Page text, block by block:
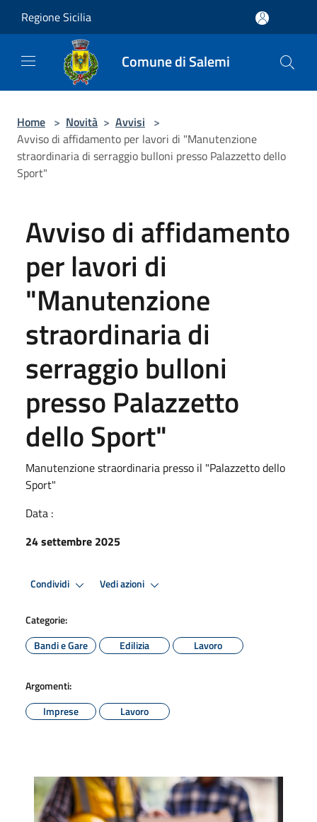
Regione Sicilia
Comune di Salemi
Home > Novità > Avvisi >
Avviso di affidamento per lavori di "Manutenzione
straordinaria di serraggio bulloni presso Palazzetto dello
Sport"
Avviso di affidamento
per lavori di
"Manutenzione
straordinaria di
serraggio bulloni
presso Palazzetto
dello Sport"
Manutenzione straordinaria presso il "Palazzetto dello
Sport"
Data :
24 settembre 2025
Condividi Vedi azioni
Categorie:
Bandi e Gare
Edilizia Lavoro
Argomenti:
Imprese
Lavoro